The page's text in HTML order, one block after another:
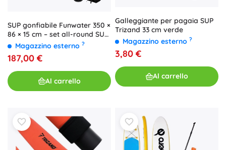
SUP gonfiabile Funwater 350 ×
86 × 15 cm – set all-round SUP
(turchese)
Magazzino esterno ?
187,00 €
Al carrello
Galleggiante per pagaia SUP
Trizand 33 cm verde
Magazzino esterno ?
3,80 €
Al carrello